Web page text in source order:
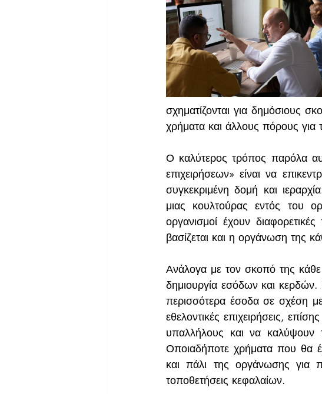
σχηματίζονται για δημόσιους
χρήματα και άλλους πόρους
Ο καλύτερος τρόπος παρόλα
επιχειρήσεων» είναι να
συγκεκριμένη δομή και
μιας κουλτούρας εντός του
οργανισμοί έχουν
βασίζεται και η οργάνωση της
Ανάλογα με τον σκοπό της κάθε
δημιουργία εσόδων και κερδών.
περισσότερα έσοδα σε σχέση
εθελοντικές επιχειρήσεις,
υπαλλήλους και να καλύψουν
Οποιαδήποτε χρήματα που θα
και πάλι της οργάνωσης για
τοποθετήσεις κεφαλαίων.